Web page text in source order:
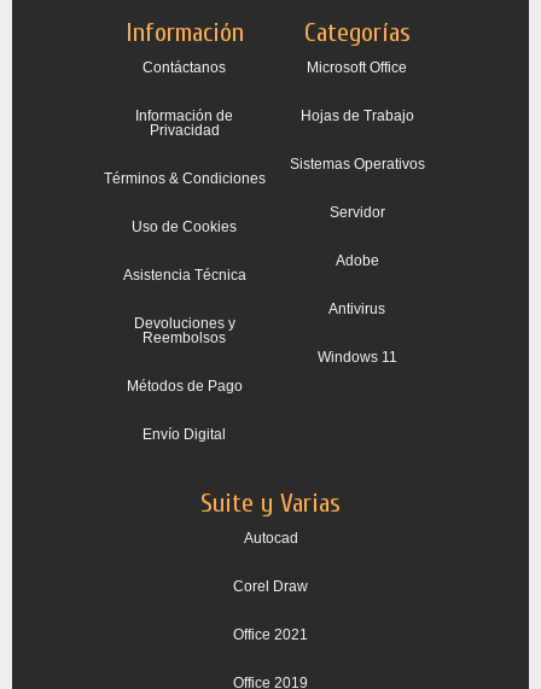
Información
Contáctanos
Información de
Privacidad
Términos & Condiciones
Uso de Cookies
Asistencia Técnica
Devoluciones y
Reembolsos
Métodos de Pago
Envío Digital
Categorías
Microsoft Office
Hojas de Trabajo
Sistemas Operativos
Servidor
Adobe
Antivirus
Windows 11
Suite y Varias
Autocad
Corel Draw
Office 2021
Office 2019